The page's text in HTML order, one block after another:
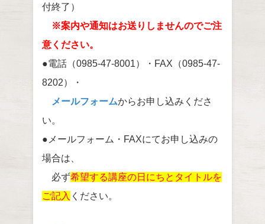
付終了）
※案内や通知はお送りしませんのでご注
意ください。
●電話（0985-47-8001）・FAX（0985-47-
8202）・
メールフォームからお申し込みくださ
い。
●メールフォーム・FAXにてお申し込みの
場合は、
必ず希望する講座の日にちとタイトルを
ご記入 ください。